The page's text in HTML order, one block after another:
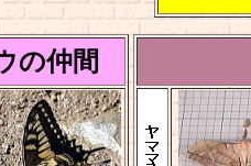
の仲間